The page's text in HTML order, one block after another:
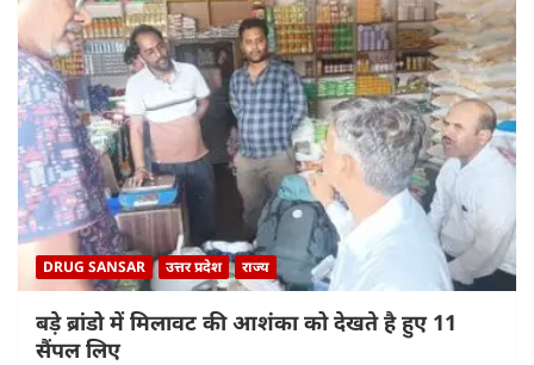
DRUG SANSAR उत्तर प्रदेश राज्य
बड़े ब्रांडो में मिलावट की आशंका को देखते है हुए 11
सैंपल लिए